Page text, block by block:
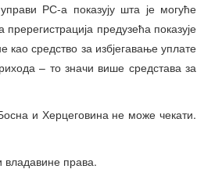
РС-а показују шта је могуће
предузећа показује
средство за избјегавање уплате
– то значи више средстава за
и Херцеговина не може чекати.
владавине права.